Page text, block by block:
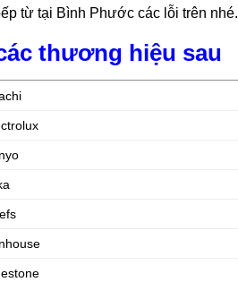
từ tại Bình Phước các lỗi trên nhé.
thương hiệu sau